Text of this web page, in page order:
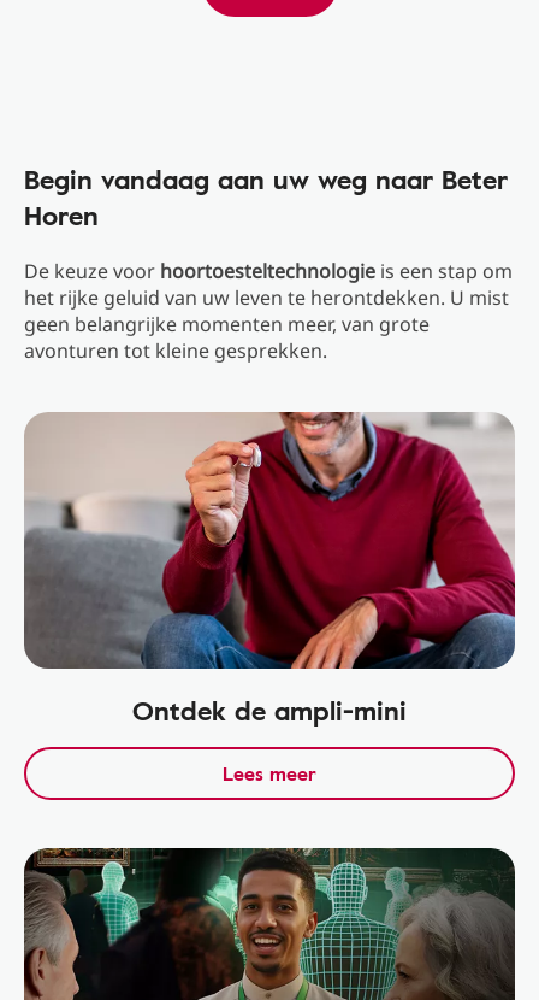
Begin vandaag aan uw weg naar Beter
Horen
De keuze voor hoortoesteltechnologie is een stap om
het rijke geluid van uw leven te herontdekken. U mist
geen belangrijke momenten meer, van grote
avonturen tot kleine gesprekken.
Ontdek de ampli-mini
Lees meer